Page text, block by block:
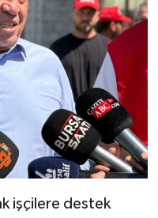
işçilere destek